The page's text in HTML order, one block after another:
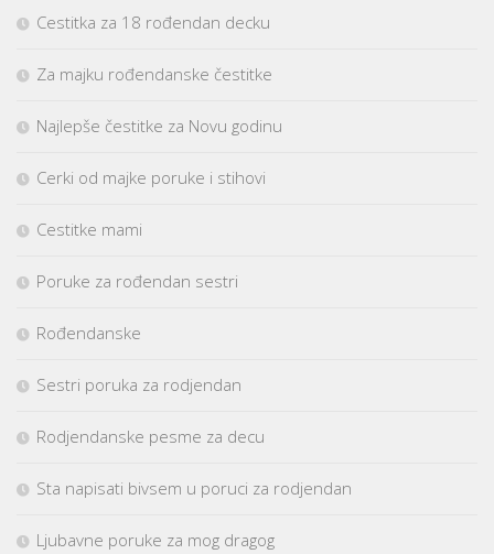
Cestitka za 18 rođendan decku
Za majku rođendanske čestitke
Najlepše čestitke za Novu godinu
Cerki od majke poruke i stihovi
Cestitke mami
Poruke za rođendan sestri
Rođendanske
Sestri poruka za rodjendan
Rodjendanske pesme za decu
Sta napisati bivsem u poruci za rodjendan
Ljubavne poruke za mog dragog